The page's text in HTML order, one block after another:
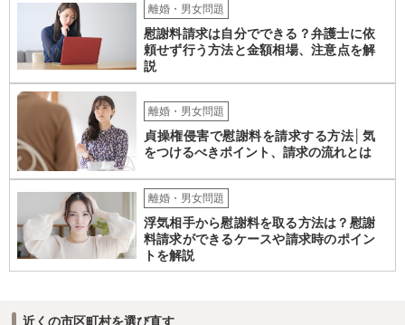
離婚・男女問題
慰謝料請求は自分でできる？弁護士に依
頼せず行う方法と金額相場、注意点を解
説
離婚・男女問題
貞操権侵害で慰謝料を請求する方法│気
をつけるべきポイント、請求の流れとは
離婚・男女問題
浮気相手から慰謝料を取る方法は？慰謝
料請求ができるケースや請求時のポイン
トを解説
近くの市区町村を選び直す